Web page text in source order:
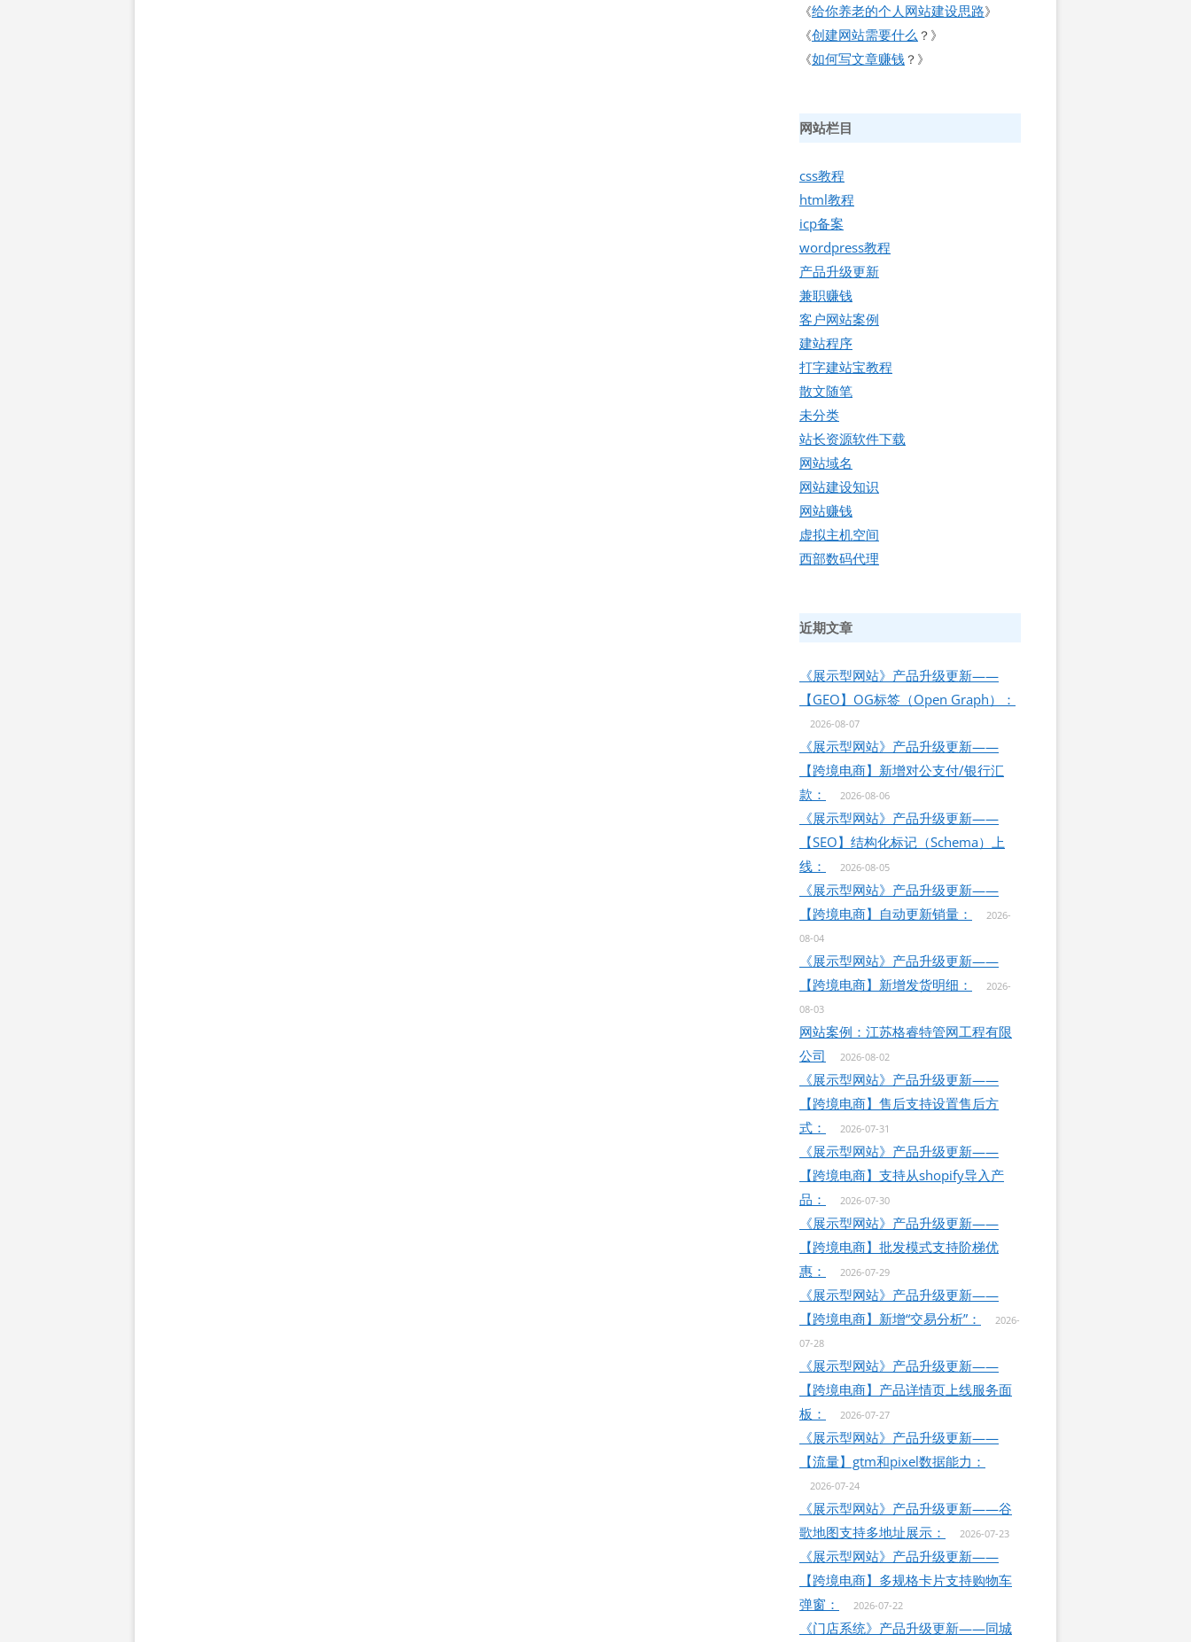
《给你养老的个人网站建设思路》
《创建网站需要什么 ？》
《如何写文章赚钱 ？》
网站栏目
css教程
html教程
icp备案
wordpress教程
产品升级更新
兼职赚钱
客户网站案例
建站程序
打字建站宝教程
散文随笔
未分类
站长资源软件下载
网站域名
网站建设知识
网站赚钱
虚拟主机空间
西部数码代理
近期文章
《展示型网站》产品升级更新——
【GEO】OG标签（Open Graph）：
2026-08-07
《展示型网站》产品升级更新——
【跨境电商】新增对公支付/银行汇
款：
2026-08-06
《展示型网站》产品升级更新——
【SEO】结构化标记（Schema）上
线：
2026-08-05
《展示型网站》产品升级更新——
【跨境电商】自动更新销量：
2026-
08-04
《展示型网站》产品升级更新——
【跨境电商】新增发货明细：
2026-
08-03
网站案例：江苏格睿特管网工程有限
公司
2026-08-02
《展示型网站》产品升级更新——
【跨境电商】售后支持设置售后方
式：
2026-07-31
《展示型网站》产品升级更新——
【跨境电商】支持从shopify导入产
品：
2026-07-30
《展示型网站》产品升级更新——
【跨境电商】批发模式支持阶梯优
惠：
2026-07-29
《展示型网站》产品升级更新——
【跨境电商】新增“交易分析”：
2026-
07-28
《展示型网站》产品升级更新——
【跨境电商】产品详情页上线服务面
板：
2026-07-27
《展示型网站》产品升级更新——
【流量】gtm和pixel数据能力：
2026-07-24
《展示型网站》产品升级更新——谷
歌地图支持多地址展示：
2026-07-23
《展示型网站》产品升级更新——
【跨境电商】多规格卡片支持购物车
弹窗：
2026-07-22
《门店系统》产品升级更新——同城